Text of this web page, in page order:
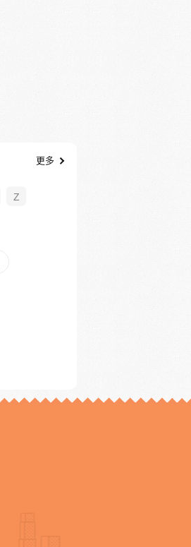
更多
Z